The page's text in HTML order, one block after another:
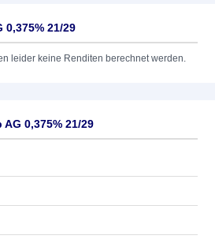
0,375% 21/29
leider keine Renditen berechnet werden.
0,375% 21/29